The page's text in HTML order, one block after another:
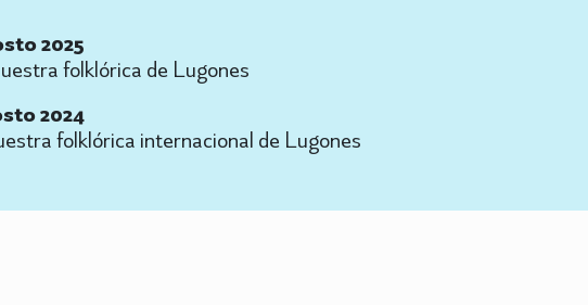
2025
folklórica de Lugones
2024
folklórica internacional de Lugones